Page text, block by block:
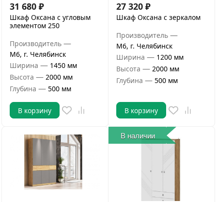
31 680 ₽
Шкаф Оксана с угловым
элементом 250
Производитель —
М6, г. Челябинск
Ширина — 1450 мм
Высота — 2000 мм
Глубина — 500 мм
В корзину
27 320 ₽
Шкаф Оксана с зеркалом
Производитель —
М6, г. Челябинск
Ширина — 1200 мм
Высота — 2000 мм
Глубина — 500 мм
В корзину
В наличии